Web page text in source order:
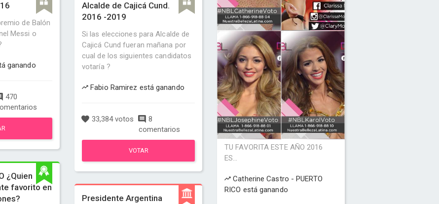
de Balón
Messi o
ganando
470
¿Quien
favorito en
Alcalde de Cajicá Cund.
2016 -2019
Si las elecciones para Alcalde de
Cajicá Cund fueran mañana por
cual de los siguientes candidatos
votaría ?
Fabio Ramirez está ganando
33,384 votos
8
comentarios
VOTAR
Presidente Argentina
TU FAVORITA ESTE AÑO 2016
ES...
Catherine Castro - PUERTO
RICO está ganando